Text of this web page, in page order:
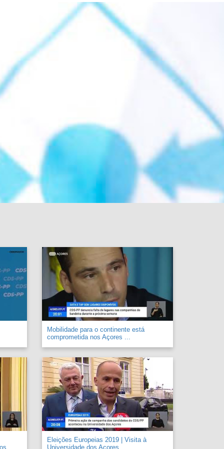
Mobilidade para o continente está
comprometida nos Açores ...
Eleições Europeias 2019 | Visita à
Universidade dos Açores ...